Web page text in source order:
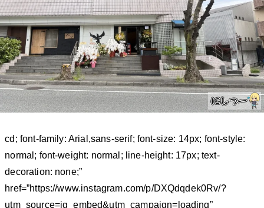
cd; font-family: Arial,sans-serif; font-size: 14px; font-style:
normal; font-weight: normal; line-height: 17px; text-
decoration: none;”
href=”https://www.instagram.com/p/DXQdqdek0Rv/?
utm_source=ig_embed&utm_campaign=loading”